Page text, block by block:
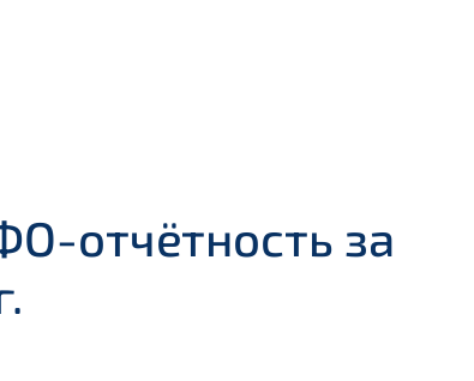
отчётность за